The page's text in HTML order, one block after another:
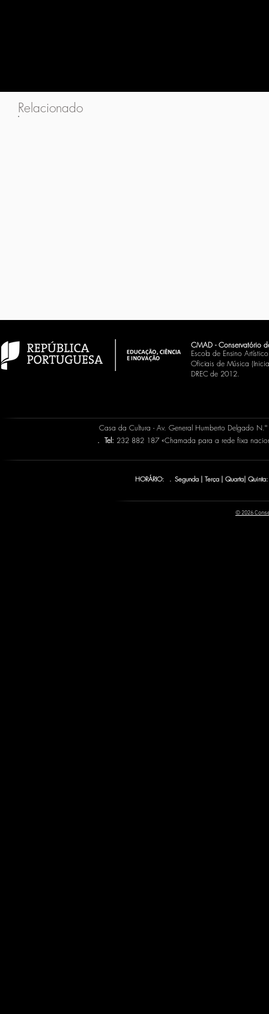
Relacionado
CMAD - Conservatório
Escola de Ensino
Oficiais de Música
DREC de 2012.
Casa da Cultura - Av. General Humberto Delgado
. Tel: 232 882 187 «Chamada para a rede fixa
HORÁRIO: . Segunda | Terça | Quarta|
© 2026